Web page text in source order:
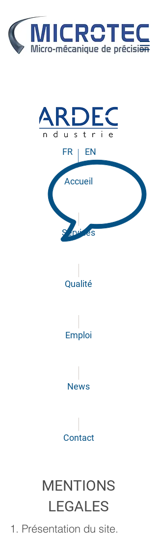
FR EN
Accueil
Services
Qualité
Emploi
News
Contact
MENTIONS
LEGALES
1. Présentation du site.